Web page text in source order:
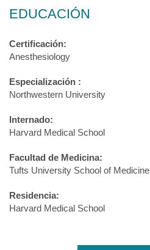
EDUCACIÓN
Certificación:
Anesthesiology
Especialización :
Northwestern University
Internado:
Harvard Medical School
Facultad de Medicina:
Tufts University School of Medicine
Residencia:
Harvard Medical School